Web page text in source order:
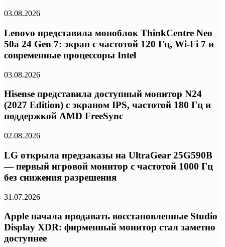
03.08.2026
Lenovo представила моноблок ThinkCentre Neo
50a 24 Gen 7: экран с частотой 120 Гц, Wi-Fi 7 и
современные процессоры Intel
03.08.2026
Hisense представила доступный монитор N24
(2027 Edition) с экраном IPS, частотой 180 Гц и
поддержкой AMD FreeSync
02.08.2026
LG открыла предзаказы на UltraGear 25G590B
— первый игровой монитор с частотой 1000 Гц
без снижения разрешения
31.07.2026
Apple начала продавать восстановленные Studio
Display XDR: фирменный монитор стал заметно
доступнее